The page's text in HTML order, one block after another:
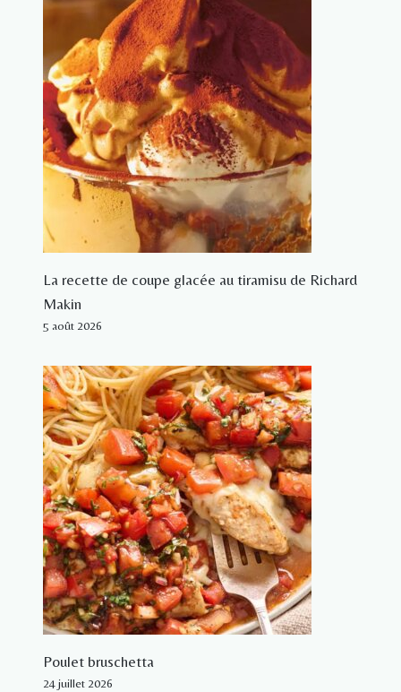
La recette de coupe glacée au tiramisu de Richard
Makin
5 août 2026
Poulet bruschetta
24 juillet 2026